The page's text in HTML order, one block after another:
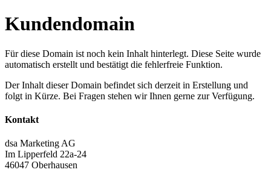
Kundendomain
Für diese Domain ist noch kein Inhalt hinterlegt. Diese Seite wurde
automatisch erstellt und bestätigt die fehlerfreie Funktion.
Der Inhalt dieser Domain befindet sich derzeit in Erstellung und
folgt in Kürze. Bei Fragen stehen wir Ihnen gerne zur Verfügung.
Kontakt
dsa Marketing AG
Im Lipperfeld 22a-24
46047 Oberhausen